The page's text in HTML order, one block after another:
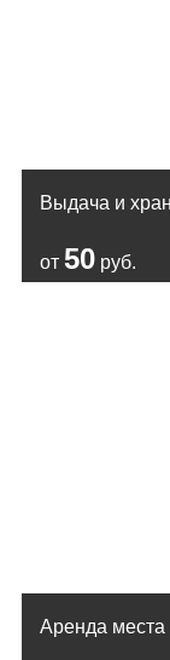
Выдача и
от 50 руб.
Аренда места